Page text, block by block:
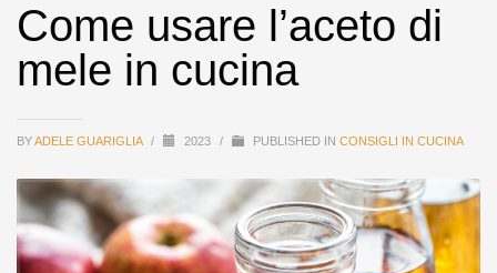
Come usare l’aceto di
mele in cucina
BYADELE GUARIGLIA / 2023 / PUBLISHED IN CONSIGLI IN CUCINA